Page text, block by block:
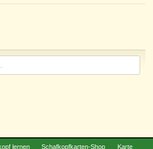
lernen Schafkopfkarten-Shop Karte